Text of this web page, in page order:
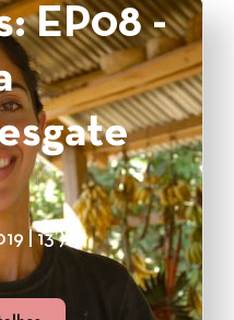
EP08 -
| 13’)